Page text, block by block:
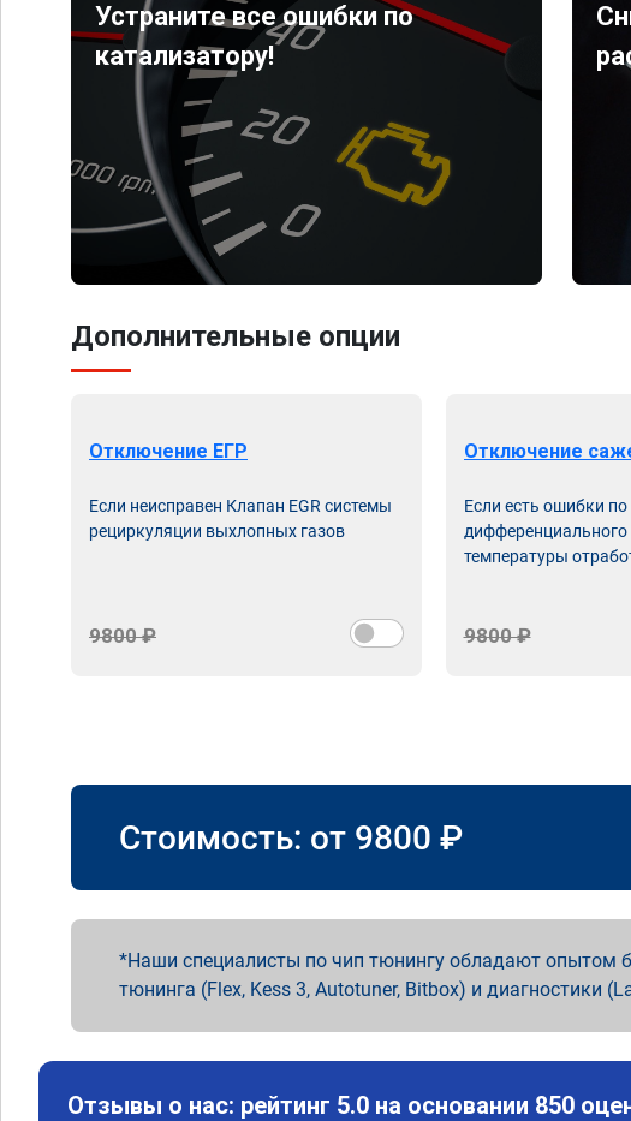
Устраните все ошибки по
катализатору!
Дополнительные опции
Отключение ЕГР
Если неисправен Клапан EGR системы
рециркуляции выхлопных газов
9800 ₽
Отключение
Если есть ошибки
дифференциального
температуры
9800 ₽
Стоимость: от 9800 ₽
Наши специалисты по чип тюнингу обладают опытом
тюнинга (Flex, Kess 3, Autotuner, Bitbox) и диагностики
Отзывы о нас: рейтинг 5.0 на основании 850